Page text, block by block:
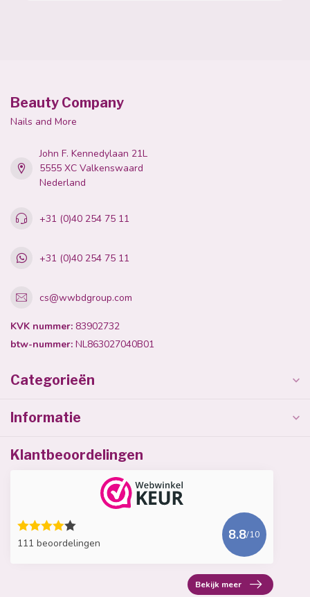
Beauty Company
Nails and More
John F. Kennedylaan 21L
5555 XC Valkenswaard
Nederland
+31 (0)40 254 75 11
+31 (0)40 254 75 11
cs@wwbdgroup.com
KVK nummer: 83902732
btw-nummer: NL863027040B01
Categorieën
Informatie
Klantbeoordelingen
111 beoordelingen
8.8/10
Bekijk meer